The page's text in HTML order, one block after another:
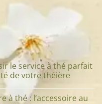
le service à thé parfait
de votre théière
à thé : l’accessoire au